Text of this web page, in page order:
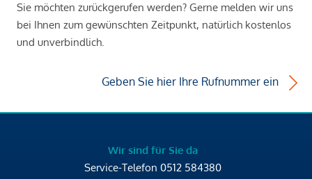
Sie möchten zurückgerufen werden? Gerne melden wir uns
bei Ihnen zum gewünschten Zeitpunkt, natürlich kostenlos
und unverbindlich.
Geben Sie hier Ihre Rufnummer ein
Wir sind für Sie da
Service-Telefon 0512 584380